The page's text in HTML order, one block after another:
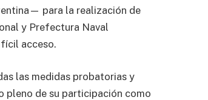
para la realización de
y Prefectura Naval
acceso.
las medidas probatorias y
pleno de su participación como